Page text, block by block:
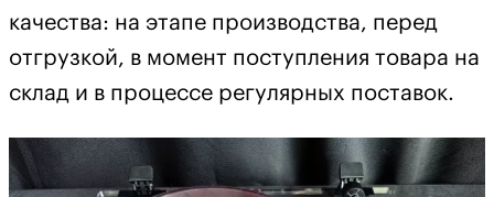
качества: на этапе производства, перед
отгрузкой, в момент поступления товара на
склад и в процессе регулярных поставок.